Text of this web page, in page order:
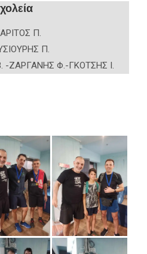
Π.
Π.
-ΖΑΡΓΑΝΗΣ Φ.-ΓΚΟΤΣΗΣ Ι.